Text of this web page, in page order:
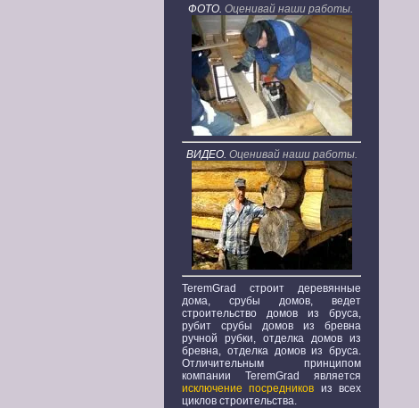
ФОТО. Оценивай наши работы.
ВИДЕО. Оценивай наши работы.
TeremGrad строит деревянные
дома, срубы домов, ведет
строительство домов из бруса,
рубит срубы домов из бревна
ручной рубки, отделка домов из
бревна, отделка домов из бруса.
Отличительным принципом
компании TeremGrad является
исключение посредников из всех
циклов строительства.